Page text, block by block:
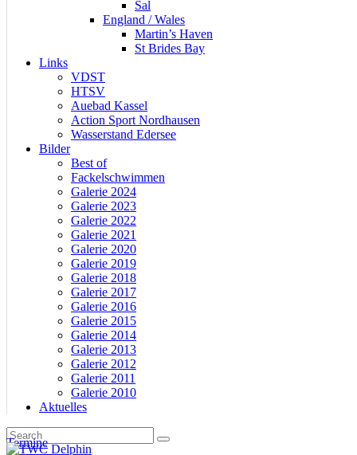
Sal
England / Wales
Martin’s Haven
St Brides Bay
Links
VDST
HTSV
Auebad Kassel
Action Sport Nordhausen
Wasserstand Edersee
Bilder
Best of
Fackelschwimmen
Galerie 2024
Galerie 2023
Galerie 2022
Galerie 2021
Galerie 2020
Galerie 2019
Galerie 2018
Galerie 2017
Galerie 2016
Galerie 2015
Galerie 2014
Galerie 2013
Galerie 2012
Galerie 2011
Galerie 2010
Aktuelles
Termine